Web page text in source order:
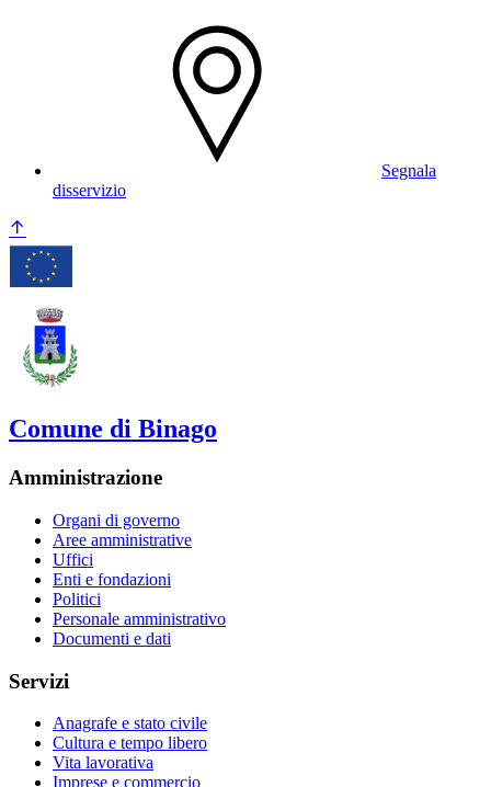
Segnala
disservizio
Comune di Binago
Amministrazione
Organi di governo
Aree amministrative
Uffici
Enti e fondazioni
Politici
Personale amministrativo
Documenti e dati
Servizi
Anagrafe e stato civile
Cultura e tempo libero
Vita lavorativa
Imprese e commercio